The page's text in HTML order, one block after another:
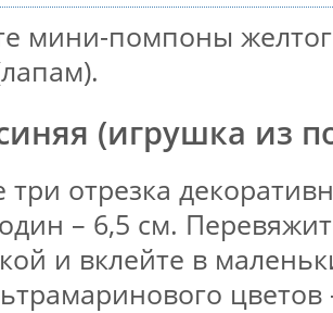
мини-помпоны
(игрушка из
три отрезка
– 6,5 см.
и вклейте в